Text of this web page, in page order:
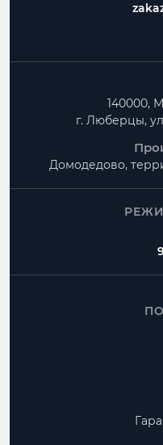
140000,
г. Люберцы,
Домодедово,